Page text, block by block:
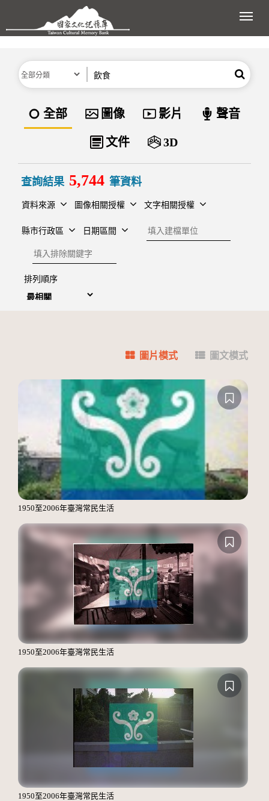
跳到主要內容區塊
展
分類 搜尋
資料類型
全部 圖像 影片 聲音
文件 3D
查詢結果 5,744 筆資料
資料來源 圖像相關授權 文字相關授權
縣市行政區 日期區間
建檔單位
排除關鍵字
排列順序
圖片模式 圖文模式
1950至2006年臺灣常民生活
1950至2006年臺灣常民生活
1950至2006年臺灣常民生活